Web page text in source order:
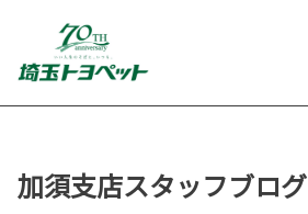
加須支店スタッフブログ